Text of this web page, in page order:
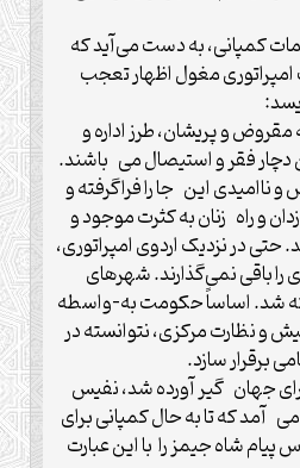
کمپانی، به دست می‌آید که
مغول اظهار تعجب
و پریشان، طرز اداره و
دچار فقر و استیصال می باشند.
و ناامیدی این جا را فراگرفته و
و راه زنان به کثرت موجود و
حتی در نزدیک اردوی امپراتوری،
را باقی نمی‌گذارند. شهرهای
شد. اساساً حکومت به-واسطه
و نظارت مرکزی، نتوانسته در
برقرار سازد.
جهان گیر آورده شد، نفیس
که تا به حال کمپانی برای
شاه جیمز را با این عبارت